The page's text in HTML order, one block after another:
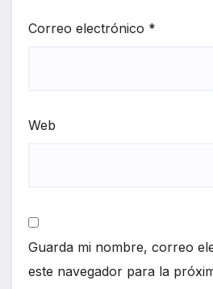
Correo electrónico *
Web
Guarda mi nombre, correo
este navegador para la